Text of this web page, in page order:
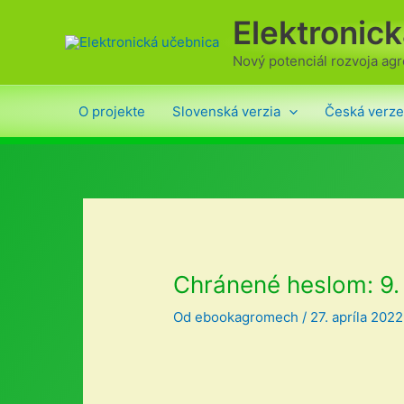
Nový potenciál rozvoja
O projekte Slovenská verzia Česká verze
Chránené heslom:
Od ebookagromech/ 27. apríla 2022